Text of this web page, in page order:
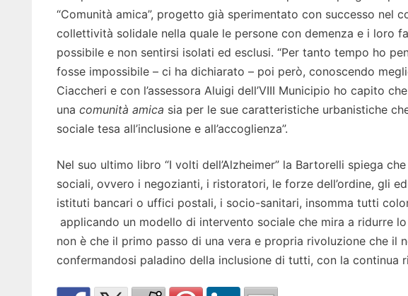
“Comunità amica”, progetto già sperimentato con successo nel
collettività solidale nella quale le persone con demenza e i loro
possibile e non sentirsi isolati ed esclusi. “Per tanto tempo ho
fosse impossibile – ci ha dichiarato – poi però, conoscendo
Ciaccheri e con l’assessora Aluigi dell’VIII Municipio ho capito
una comunità amica sia per le sue caratteristiche urbanistiche
sociale tesa all’inclusione e all’accoglienza”.
Nel suo ultimo libro “I volti dell’Alzheimer” la Bartorelli spiega
sociali, ovvero i negozianti, i ristoratori, le forze dell’ordine, gli
istituti bancari o uffici postali, i socio-sanitari, insomma tutti
applicando un modello di intervento sociale che mira a ridurre lo
non è che il primo passo di una vera e propria rivoluzione che il
confermandosi paladino della inclusione di tutti, con la